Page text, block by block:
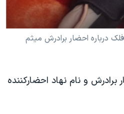
درباره احضار برادرش میثم
و نام نهاد احضارکننده